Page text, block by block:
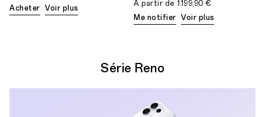
Acheter
Voir plus
À partir de 1.199,90 €
Me notifier
Voir plus
Série Reno